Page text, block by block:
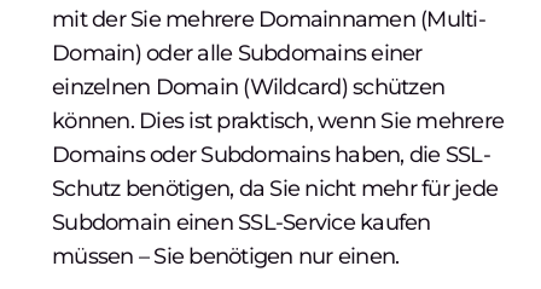
mit der Sie mehrere Domainnamen (Multi-
Domain) oder alle Subdomains einer
einzelnen Domain (Wildcard) schützen
können. Dies ist praktisch, wenn Sie mehrere
Domains oder Subdomains haben, die SSL-
Schutz benötigen, da Sie nicht mehr für jede
Subdomain einen SSL-Service kaufen
müssen – Sie benötigen nur einen.